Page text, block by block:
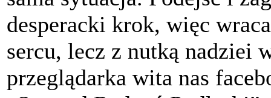
desperacki krok, więc
sercu, lecz z nutką nadziei
przeglądarka wita nas